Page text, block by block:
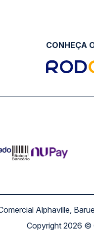
CONHEÇA
Alphaville,
Copyright 2026 ©